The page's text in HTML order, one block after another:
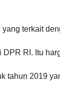
terkait
RI. Itu
tahun 2019